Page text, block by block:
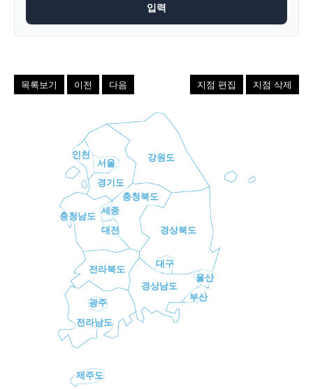
목록보기 이전 다음 지점 편집 지점 삭제
인천
서울
경기도
강원도
충청북도
충청남도 세종
대전
경상북도
전라북도
대구
울산
경상남도
전라남도
광주 부산
제주도